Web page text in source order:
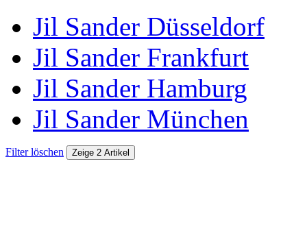
Jil Sander Düsseldorf
Jil Sander Frankfurt
Jil Sander Hamburg
Jil Sander München
Filter löschen Zeige 2 Artikel